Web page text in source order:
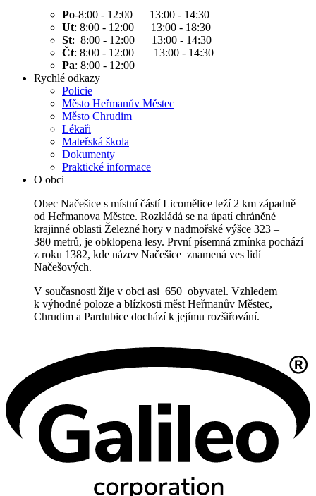
Po-8:00 - 12:00 13:00 - 14:30
Ut: 8:00 - 12:00 13:00 - 18:30
St: 8:00 - 12:00 13:00 - 14:30
Čt: 8:00 - 12:00 13:00 - 14:30
Pa: 8:00 - 12:00
Rychlé odkazy
Policie
Město Heřmanův Městec
Město Chrudim
Lékaři
Mateřská škola
Dokumenty
Praktické informace
O obci
Obec Načešice s místní částí Licomělice leží 2 km západně
od Heřmanova Městce. Rozkládá se na úpatí chráněné
krajinné oblasti Železné hory v nadmořské výšce 323 –
380 metrů, je obklopena lesy. První písemná zmínka pochází
z roku 1382, kde název Načešice znamená ves lidí
Načešových.
V současnosti žije v obci asi 650 obyvatel. Vzhledem
k výhodné poloze a blízkosti měst Heřmanův Městec,
Chrudim a Pardubice dochází k jejímu rozšiřování.